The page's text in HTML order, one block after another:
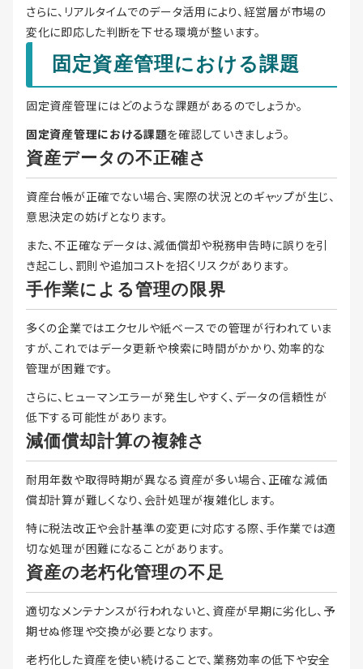
さらに、リアルタイムでのデータ活用により、経営層が市場の
変化に即応した判断を下せる環境が整います。
固定資産管理における課題
固定資産管理にはどのような課題があるのでしょうか。
固定資産管理における課題を確認していきましょう。
資産データの不正確さ
資産台帳が正確でない場合、実際の状況とのギャップが生じ、
意思決定の妨げとなります。
また、不正確なデータは、減価償却や税務申告時に誤りを引
き起こし、罰則や追加コストを招くリスクがあります。
手作業による管理の限界
多くの企業ではエクセルや紙ベースでの管理が行われていま
すが、これではデータ更新や検索に時間がかかり、効率的な
管理が困難です。
さらに、ヒューマンエラーが発生しやすく、データの信頼性が
低下する可能性があります。
減価償却計算の複雑さ
耐用年数や取得時期が異なる資産が多い場合、正確な減価
償却計算が難しくなり、会計処理が複雑化します。
特に税法改正や会計基準の変更に対応する際、手作業では適
切な処理が困難になることがあります。
資産の老朽化管理の不足
適切なメンテナンスが行われないと、資産が早期に劣化し、予
期せぬ修理や交換が必要となります。
老朽化した資産を使い続けることで、業務効率の低下や安全